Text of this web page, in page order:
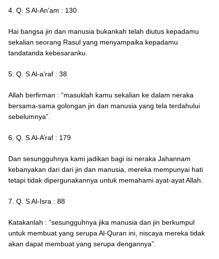
4. Q. S Al-An’am : 130
Hai bangsa jin dan manusia bukankah telah diutus kepadamu
sekalian seorang Rasul yang menyampaika kepadamu
tandatanda kebesaranku.
5. Q. S Al-a’raf : 38
Allah berfirman : “masuklah kamu sekalian ke dalam neraka
bersama-sama golongan jin dan manusia yang tela terdahului
sebelumnya”.
6. Q. S Al-A’raf : 179
Dan sesungguhnya kami jadikan bagi isi neraka Jahannam
kebanyakan dari dari jin dan manusia, mereka mempunyai hati
tetapi tidak dipergunakannya untuk memahami ayat-ayat Allah.
7. Q. S Al-Isra : 88
Katakanlah : “sesungguhnya jika manusia dan jin berkumpul
untuk membuat yang serupa Al-Quran ini, niscaya mereka tidak
akan dapat membuat yang serupa dengannya”.